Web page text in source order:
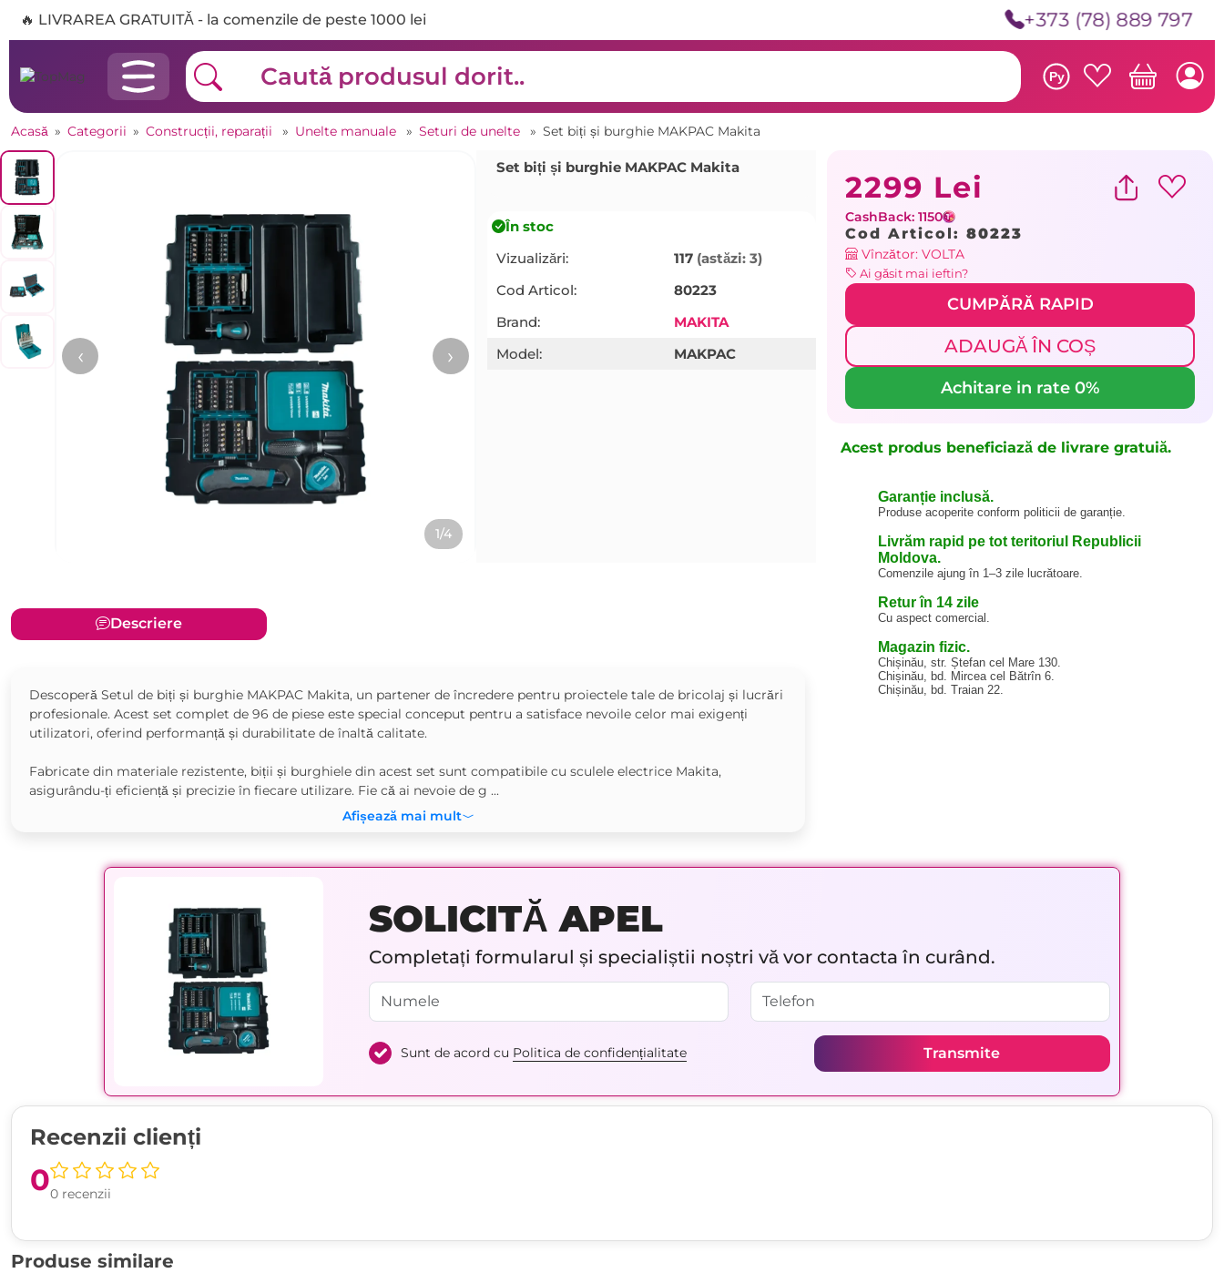
🔥 LIVRAREA GRATUITĂ - la comenzile de peste 1000 lei +373 (78) 889 797
Ру
Acasă » Categorii » Construcții, reparații » Unelte manuale » Seturi de unelte » Set biți și burghie MAKPAC Makita
1/4
‹ ›
Set biți și burghie MAKPAC Makita
În stoc
Vizualizări:
117 (astăzi: 3)
Cod Articol:
80223
Brand:
MAKITA
Model:
MAKPAC
Descriere
Descoperă Setul de biți și burghie MAKPAC Makita, un partener de încredere pentru proiectele tale de bricolaj și lucrări
profesionale. Acest set complet de 96 de piese este special conceput pentru a satisface nevoile celor mai exigenți
utilizatori, oferind performanță și durabilitate de înaltă calitate.
Fabricate din materiale rezistente, biții și burghiele din acest set sunt compatibile cu sculele electrice Makita,
asigurându-ți eficiență și precizie în fiecare utilizare. Fie că ai nevoie de g ...
Afișează mai mult
2299 Lei
CashBack: 1150
Cod Articol: 80223
Vînzător: VOLTA
Ai găsit mai ieftin?
CUMPĂRĂ RAPID
ADAUGĂ ÎN COȘ
Achitare in rate 0%
Acest produs beneficiază de livrare gratuiă.
Garanție inclusă.
Produse acoperite conform politicii de garanție.
Livrăm rapid pe tot teritoriul Republicii
Moldova.
Comenzile ajung în 1–3 zile lucrătoare.
Retur în 14 zile
Cu aspect comercial.
Magazin fizic.
Chișinău, str. Ștefan cel Mare 130.
Chișinău, bd. Mircea cel Bătrîn 6.
Chișinău, bd. Traian 22.
SOLICITĂ APEL
Completați formularul și specialiștii noștri vă vor contacta în curând.
Sunt de acord cu Politica de confidențialitate Transmite
Recenzii clienți
00 recenzii
Produse similare